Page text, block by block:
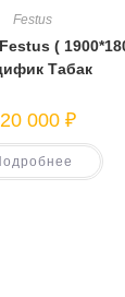
Festus
(
Табак
000 ₽